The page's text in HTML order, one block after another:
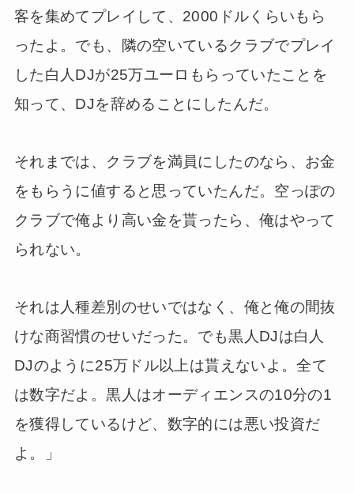
客を集めてプレイして、2000ドルくらいもら
ったよ。でも、隣の空いているクラブでプレイ
した白人DJが25万ユーロもらっていたことを
知って、DJを辞めることにしたんだ。
それまでは、クラブを満員にしたのなら、お金
をもらうに値すると思っていたんだ。空っぽの
クラブで俺より高い金を貰ったら、俺はやって
られない。
それは人種差別のせいではなく、俺と俺の間抜
けな商習慣のせいだった。でも黒人DJは白人
DJのように25万ドル以上は貰えないよ。全て
は数字だよ。黒人はオーディエンスの10分の1
を獲得しているけど、数字的には悪い投資だ
よ。」